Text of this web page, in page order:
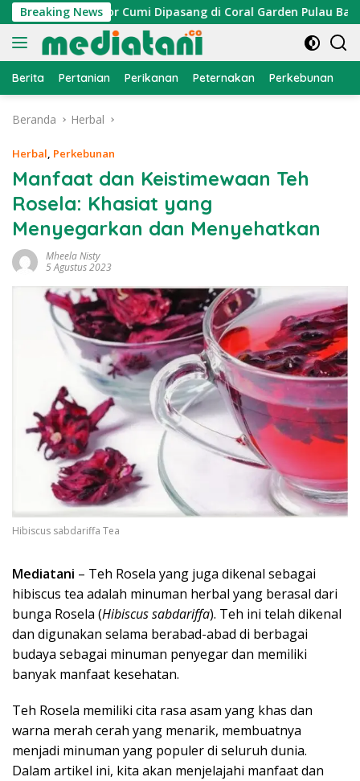
Langsung
ke
konten
Breaking News
Atraktor Cumi Dipasang di Coral Garden Pulau Barrang
Berita Pertanian Perikanan Peternakan Perkebunan
Beranda Herbal
Herbal, Perkebunan
Manfaat dan Keistimewaan Teh
Rosela: Khasiat yang
Menyegarkan dan Menyehatkan
Mheela Nisty
5 Agustus 2023
Hibiscus sabdariffa Tea
Mediatani – Teh Rosela yang juga dikenal sebagai
hibiscus tea adalah minuman herbal yang berasal dari
bunga Rosela (Hibiscus sabdariffa). Teh ini telah dikenal
dan digunakan selama berabad-abad di berbagai
budaya sebagai minuman penyegar dan memiliki
banyak manfaat kesehatan.
Teh Rosela memiliki cita rasa asam yang khas dan
warna merah cerah yang menarik, membuatnya
menjadi minuman yang populer di seluruh dunia.
Dalam artikel ini, kita akan menjelajahi manfaat dan